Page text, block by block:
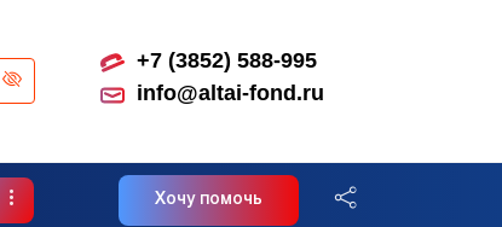
+7 (3852) 588-995
info@altai-fond.ru
Хочу помочь